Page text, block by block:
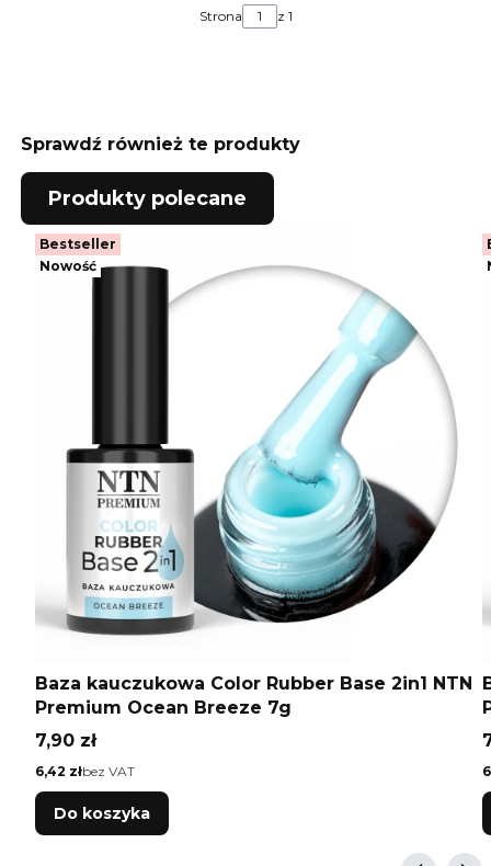
Strona z 1
Sprawdź również te produkty
Produkty polecane
Bestseller
Nowość
Baza kauczukowa Color Rubber Base 2in1 NTN
Premium Ocean Breeze 7g
Cena
7,90 zł
Cena
6,42 złbez VAT
Do koszyka